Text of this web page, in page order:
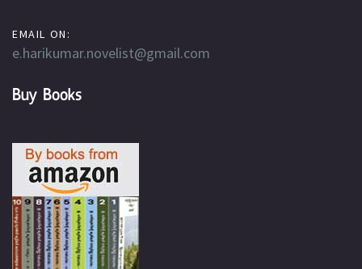
EMAIL ON:
e.harikumar.novelist@gmail.com
Buy Books